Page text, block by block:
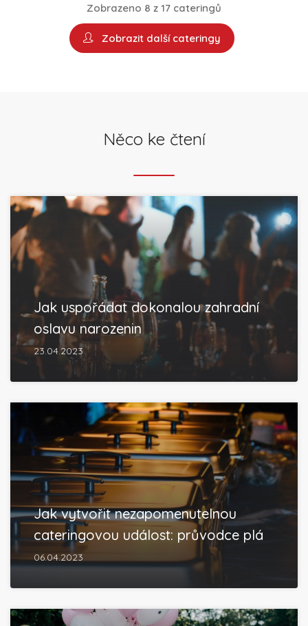
Zobrazeno 8 z 17 cateringů
Zobrazit další cateringy
Něco ke čtení
Jak uspořádat dokonalou zahradní
oslavu narozenin
23.04.2023
Jak vytvořit nezapomenutelnou
cateringovou událost: průvodce plá
06.04.2023